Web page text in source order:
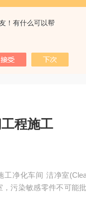
！有什么可以帮
程施工
工净化车间 洁净室
，污染敏感零件不可能